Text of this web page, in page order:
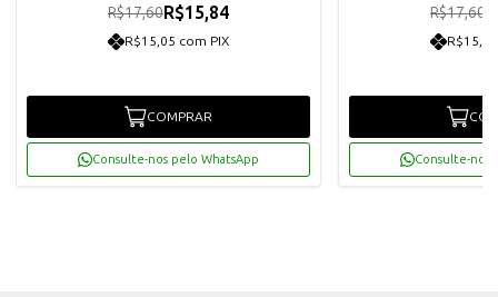
R$17,60R$15,84
R$15,05 com PIX
COMPRAR
Consulte-nos pelo WhatsApp
R$17,60
Consulte-nos